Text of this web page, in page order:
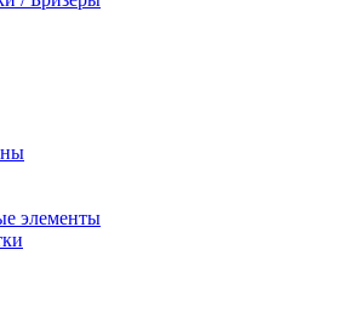
элементы